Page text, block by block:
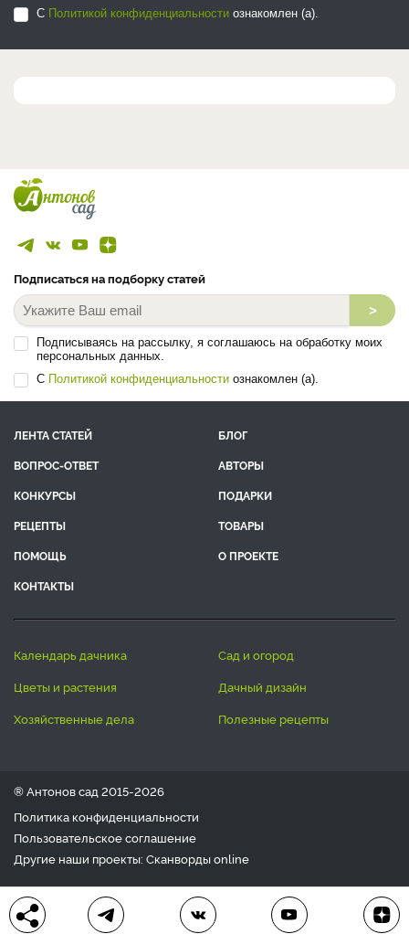
С Политикой конфиденциальности ознакомлен (а).
Подписаться на подборку статей
>
Подписываясь на рассылку, я соглашаюсь на обработку моих
персональных данных.
С Политикой конфиденциальности ознакомлен (а).
ЛЕНТА СТАТЕЙ
БЛОГ
ВОПРОС-ОТВЕТ
АВТОРЫ
КОНКУРСЫ
ПОДАРКИ
РЕЦЕПТЫ
ТОВАРЫ
ПОМОЩЬ
О ПРОЕКТЕ
КОНТАКТЫ
календарь дачника
сад и огород
цветы и растения
дачный дизайн
хозяйственные дела
полезные рецепты
® Антонов сад 2015-2026
Политика конфиденциальности
Пользовательское соглашение
Другие наши проекты: Сканвордыonline
Любое использование материала допускается только с
письменного согласия редакции